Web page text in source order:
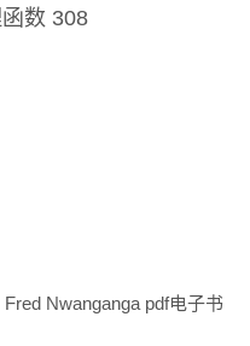
数 308
Fred Nwanganga pdf电子书